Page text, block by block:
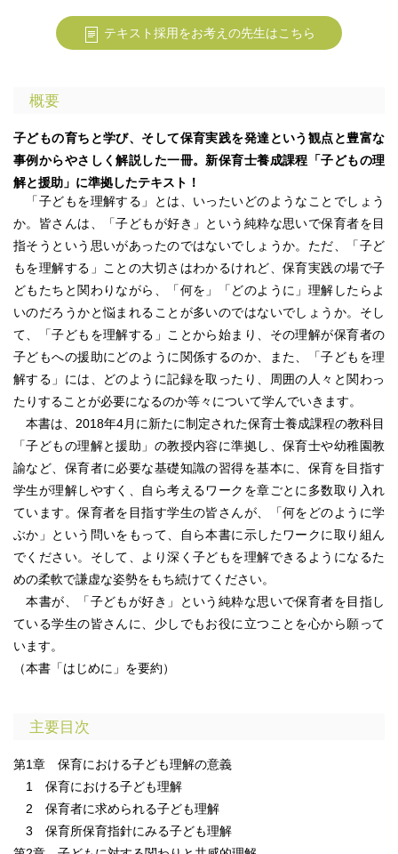
テキスト採用をお考えの先生はこちら
概要
子どもの育ちと学び、そして保育実践を発達という観点と豊富な
事例からやさしく解説した一冊。新保育士養成課程「子どもの理
解と援助」に準拠したテキスト！
「子どもを理解する」とは、いったいどのようなことでしょう
か。皆さんは、「子どもが好き」という純粋な思いで保育者を目
指そうという思いがあったのではないでしょうか。ただ、「子ど
もを理解する」ことの大切さはわかるけれど、保育実践の場で子
どもたちと関わりながら、「何を」「どのように」理解したらよ
いのだろうかと悩まれることが多いのではないでしょうか。そし
て、「子どもを理解する」ことから始まり、その理解が保育者の
子どもへの援助にどのように関係するのか、また、「子どもを理
解する」には、どのように記録を取ったり、周囲の人々と関わっ
たりすることが必要になるのか等々について学んでいきます。
本書は、2018年4月に新たに制定された保育士養成課程の教科目
「子どもの理解と援助」の教授内容に準拠し、保育士や幼稚園教
諭など、保育者に必要な基礎知識の習得を基本に、保育を目指す
学生が理解しやすく、自ら考えるワークを章ごとに多数取り入れ
ています。保育者を目指す学生の皆さんが、「何をどのように学
ぶか」という問いをもって、自ら本書に示したワークに取り組ん
でください。そして、より深く子どもを理解できるようになるた
めの柔軟で謙虚な姿勢をもち続けてください。
本書が、「子どもが好き」という純粋な思いで保育者を目指し
ている学生の皆さんに、少しでもお役に立つことを心から願って
います。
（本書「はじめに」を要約）
主要目次
第1章 保育における子ども理解の意義
1 保育における子ども理解
2 保育者に求められる子ども理解
3 保育所保育指針にみる子ども理解